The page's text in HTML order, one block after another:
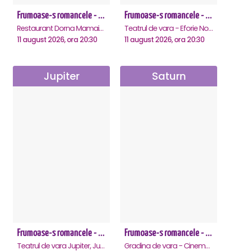
Frumoase-s romancele - Mamaia
Restaurant Dorna Mamaia, Mamaia
11 august 2026, ora 20:30
Frumoase-s romancele - Eforie Nord
Teatrul de vara - Eforie Nord, Eforie-Nord
11 august 2026, ora 20:30
Jupiter
Frumoase-s romancele - Jupiter
Teatrul de vara Jupiter, Jupiter
Saturn
Frumoase-s romancele - Saturn
Gradina de vara - Cinema Saturn, Saturn